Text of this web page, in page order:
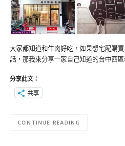
大家都知道和牛肉好吃，如果想宅配購
話，那我來分享一家自己知道的台中西
分享此文：
共享
CONTINUE READING